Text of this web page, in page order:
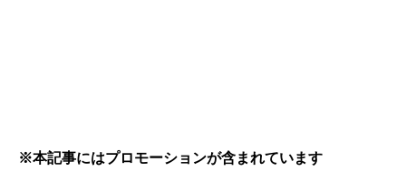
※本記事にはプロモーションが含まれています